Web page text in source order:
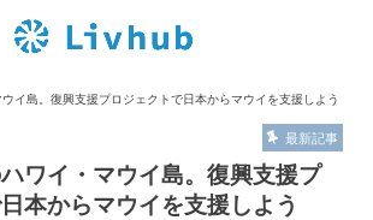
イ島。復興支援プロジェクトで日本からマウイを支援しよう
最新記事
ワイ・マウイ島。復興支援プ
本からマウイを支援しよう